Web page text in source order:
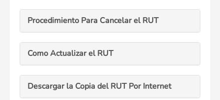
Procedimiento Para Cancelar el RUT
Como Actualizar el RUT
Descargar la Copia del RUT Por Internet